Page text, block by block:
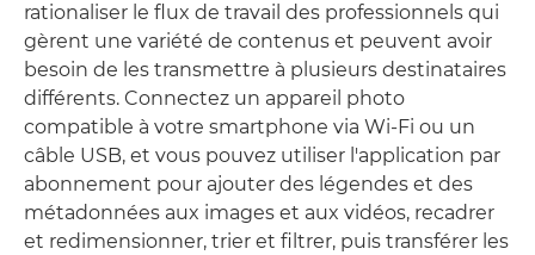
rationaliser le flux de travail des professionnels qui
gèrent une variété de contenus et peuvent avoir
besoin de les transmettre à plusieurs destinataires
différents. Connectez un appareil photo
compatible à votre smartphone via Wi-Fi ou un
câble USB, et vous pouvez utiliser l'application par
abonnement pour ajouter des légendes et des
métadonnées aux images et aux vidéos, recadrer
et redimensionner, trier et filtrer, puis transférer les